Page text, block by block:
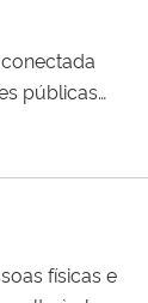
públicas
da Economia.
Física...